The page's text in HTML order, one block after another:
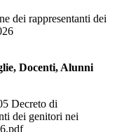
dei rappresentanti dei
Docenti, Alunni
Decreto di
dei genitori nei